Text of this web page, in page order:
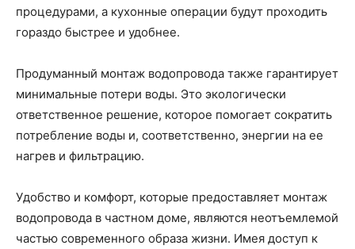
процедурами, а кухонные операции будут проходить
гораздо быстрее и удобнее.
Продуманный монтаж водопровода также гарантирует
минимальные потери воды. Это экологически
ответственное решение, которое помогает сократить
потребление воды и, соответственно, энергии на ее
нагрев и фильтрацию.
Удобство и комфорт, которые предоставляет монтаж
водопровода в частном доме, являются неотъемлемой
частью современного образа жизни. Имея доступ к